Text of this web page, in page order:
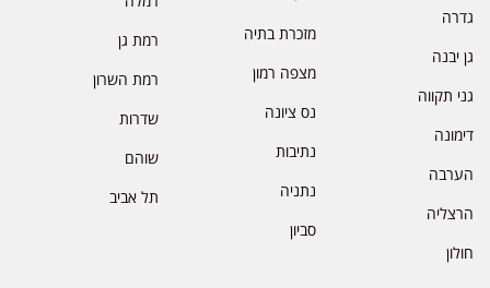
גדרה
גן יבנה
גני תקווה
דימונה
הערבה
הרצליה
חולון
מזכרת בתיה
מצפה רמון
נס ציונה
נתיבות
נתניה
סביון
רמת גן
רמת השרון
שדרות
שוהם
תל אביב